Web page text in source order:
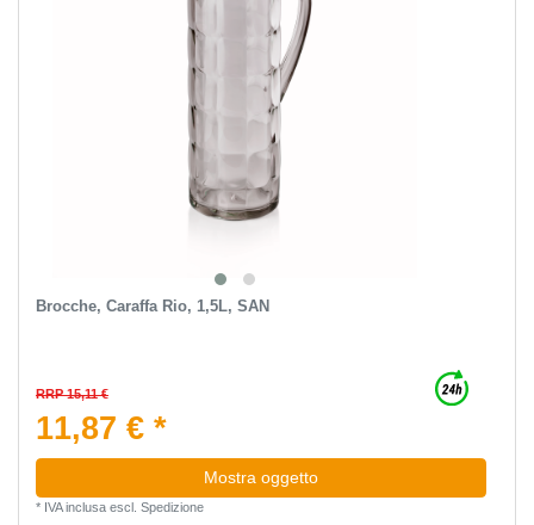
Brocche, Caraffa Rio, 1,5L, SAN
RRP 15,11 €
11,87 € *
Mostra oggetto
* IVA inclusaescl. Spedizione